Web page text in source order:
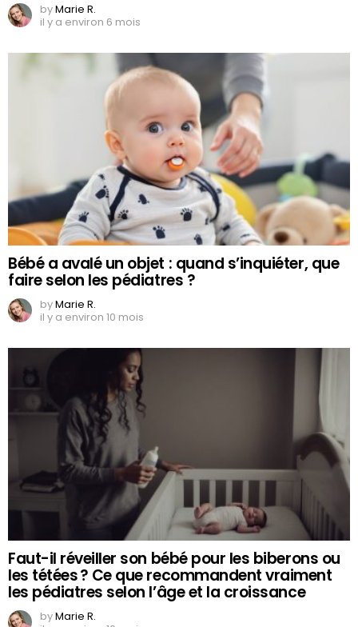
byMarie R.
il y a environ 6 mois
Bébé a avalé un objet : quand s’inquiéter, que
faire selon les pédiatres ?
byMarie R.
il y a environ 10 mois
Faut-il réveiller son bébé pour les biberons ou
les tétées ? Ce que recommandent vraiment
les pédiatres selon l’âge et la croissance
byMarie R.